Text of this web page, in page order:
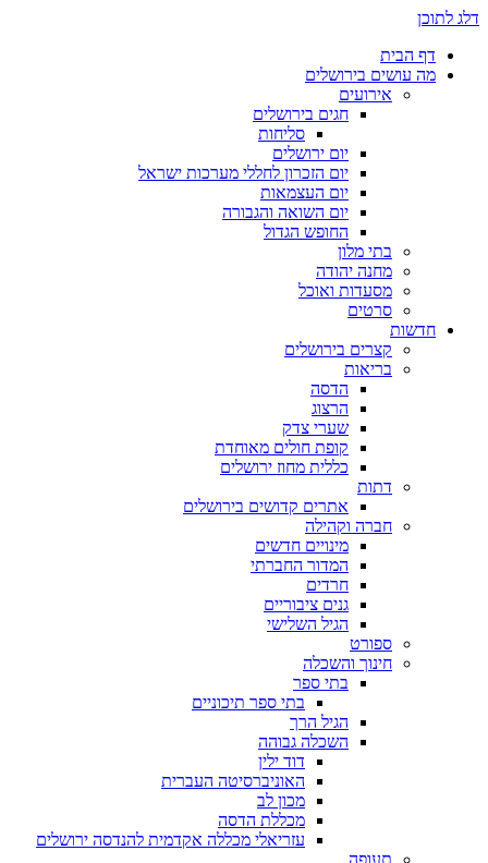
דלג לתוכן
דף הבית
מה עושים בירושלים
אירועים
חגים בירושלים
סליחות
יום ירושלים
יום הזכרון לחללי מערכות ישראל
יום העצמאות
יום השואה והגבורה
החופש הגדול
בתי מלון
מחנה יהודה
מסעדות ואוכל
סרטים
חדשות
קצרים בירושלים
בריאות
הדסה
הרצוג
שערי צדק
קופת חולים מאוחדת
כללית מחוז ירושלים
דתות
אתרים קדושים בירושלים
חברה וקהילה
מינויים חדשים
המדור החברתי
חרדים
גנים ציבוריים
הגיל השלישי
ספורט
חינוך והשכלה
בתי ספר
בתי ספר תיכוניים
הגיל הרך
השכלה גבוהה
דוד ילין
האוניברסיטה העברית
מכון לב
מכללת הדסה
עזריאלי מכללה אקדמית להנדסה ירושלים
תעופה